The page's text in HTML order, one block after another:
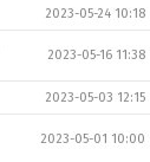
2023-05-24 10:18
2023-05-16 11:38
2023-05-03 12:15
2023-05-01 10:00